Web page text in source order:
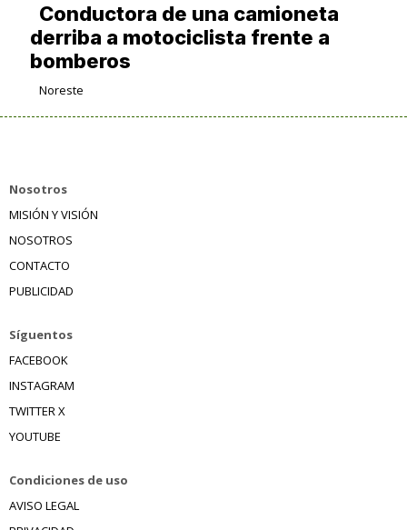
Conductora de una camioneta
derriba a motociclista frente a
bomberos
Noreste
Nosotros
MISIÓN Y VISIÓN
NOSOTROS
CONTACTO
PUBLICIDAD
Síguentos
FACEBOOK
INSTAGRAM
TWITTER X
YOUTUBE
Condiciones de uso
AVISO LEGAL